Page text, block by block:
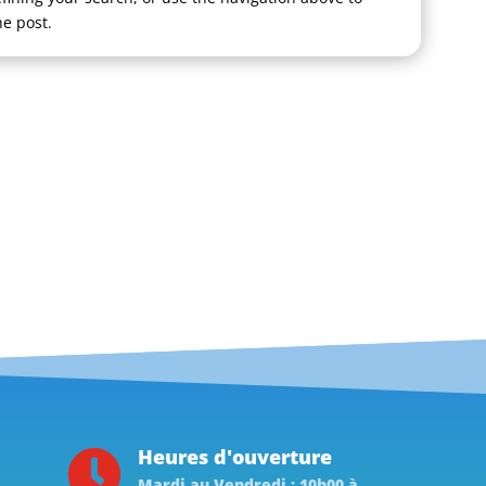
post.
 Heures d'ouverture